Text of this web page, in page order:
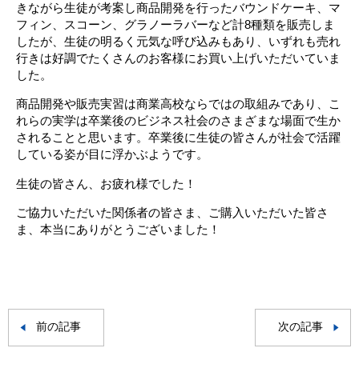
きながら生徒が考案し商品開発を行ったバウンドケーキ、マ
フィン、スコーン、グラノーラバーなど計8種類を販売しま
したが、生徒の明るく元気な呼び込みもあり、いずれも売れ
行きは好調でたくさんのお客様にお買い上げいただいていま
した。
商品開発や販売実習は商業高校ならではの取組みであり、こ
れらの実学は卒業後のビジネス社会のさまざまな場面で生か
されることと思います。卒業後に生徒の皆さんが社会で活躍
している姿が目に浮かぶようです。
生徒の皆さん、お疲れ様でした！
ご協力いただいた関係者の皆さま、ご購入いただいた皆さ
ま、本当にありがとうございました！
前の記事 次の記事